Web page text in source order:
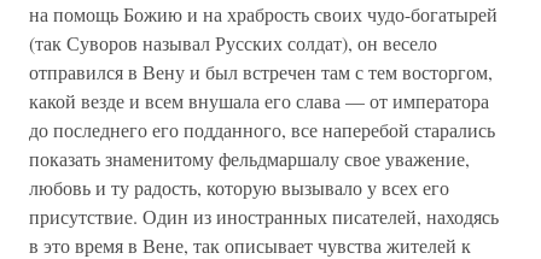
на помощь Божию и на храбрость своих чудо-богатырей
(так Суворов называл Русских солдат), он весело
отправился в Вену и был встречен там с тем восторгом,
какой везде и всем внушала его слава — от императора
до последнего его подданного, все наперебой старались
показать знаменитому фельдмаршалу свое уважение,
любовь и ту радость, которую вызывало у всех его
присутствие. Один из иностранных писателей, находясь
в это время в Вене, так описывает чувства жителей к